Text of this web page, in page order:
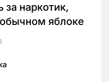
за наркотик,
яблоке